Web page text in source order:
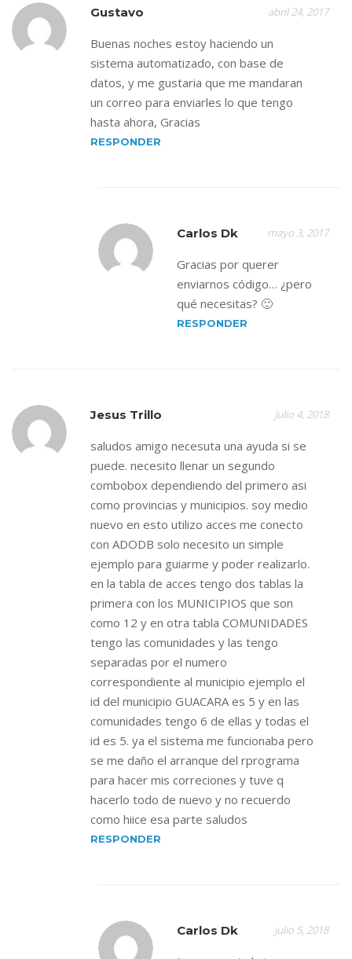
Gustavo abril 24, 2017
Buenas noches estoy haciendo un
sistema automatizado, con base de
datos, y me gustaria que me mandaran
un correo para enviarles lo que tengo
hasta ahora, Gracias
RESPONDER
Carlos Dk mayo 3, 2017
Gracias por querer
enviarnos código… ¿pero
qué necesitas? 🙂
RESPONDER
Jesus Trillo julio 4, 2018
saludos amigo necesuta una ayuda si se
puede. necesito llenar un segundo
combobox dependiendo del primero asi
como provincias y municipios. soy medio
nuevo en esto utilizo acces me conecto
con ADODB solo necesito un simple
ejemplo para guiarme y poder realizarlo.
en la tabla de acces tengo dos tablas la
primera con los MUNICIPIOS que son
como 12 y en otra tabla COMUNIDADES
tengo las comunidades y las tengo
separadas por el numero
correspondiente al municipio ejemplo el
id del municipio GUACARA es 5 y en las
comunidades tengo 6 de ellas y todas el
id es 5. ya el sistema me funcionaba pero
se me daño el arranque del rprograma
para hacer mis correciones y tuve q
hacerlo todo de nuevo y no recuerdo
como hiice esa parte saludos
RESPONDER
Carlos Dk julio 5, 2018